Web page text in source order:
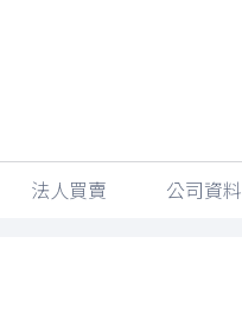
法人買賣 公司資料